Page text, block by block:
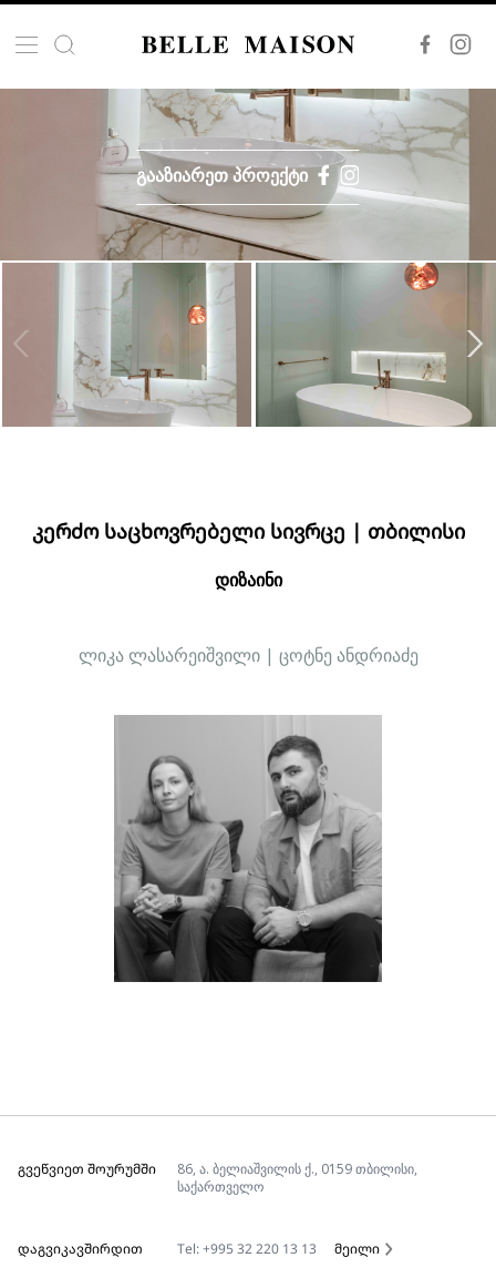
ᲒᲐᲐᲖᲘᲐᲠᲔᲗ ᲞᲠᲝᲔᲥᲢᲘ
ᲙᲔᲠᲫᲝ ᲡᲐᲪᲮᲝᲕᲠᲔᲑᲔᲚᲘ ᲡᲘᲕᲠᲪᲔ | ᲗᲑᲘᲚᲘᲡᲘ
დიზაინი
ლიკა ლასარეიშვილი | ცოტნე ანდრიაძე
ᲒᲕᲔᲬᲕᲘᲔᲗ ᲨᲝᲣᲠᲣᲛᲨᲘ
86, ა. ბელიაშვილის ქ., 0159 თბილისი,
საქართველო
ᲓᲐᲒᲕᲘᲙᲐᲕᲨᲘᲠᲓᲘᲗ Tel: +995 32 220 13 13 მეილი